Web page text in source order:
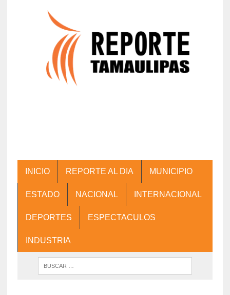
INICIO REPORTE AL DIA MUNICIPIO
ESTADO NACIONAL INTERNACIONAL
DEPORTES ESPECTACULOS
INDUSTRIA